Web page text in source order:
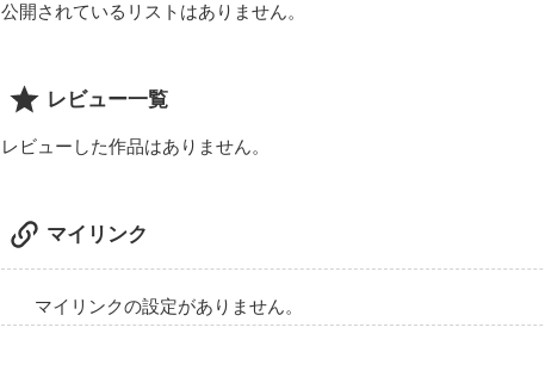
公開されているリストはありません。
レビュー一覧
レビューした作品はありません。
マイリンク
マイリンクの設定がありません。